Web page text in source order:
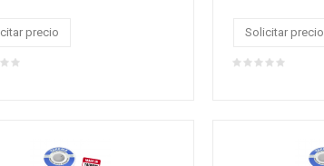
precio Solicitar precio